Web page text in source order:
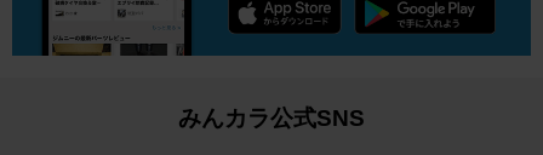
みんカラ公式SNS